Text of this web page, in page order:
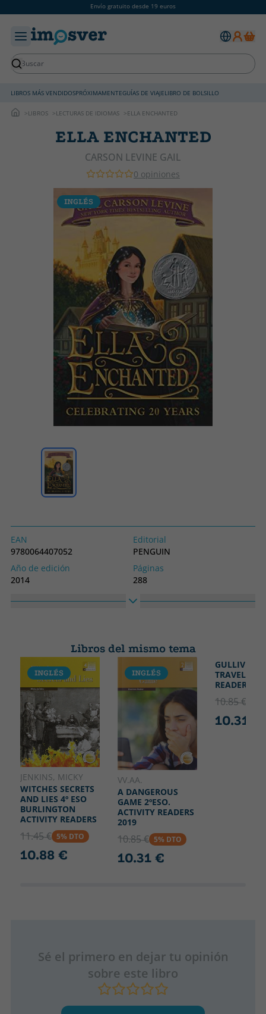
Envío gratuito desde 19 euros
LIBROS MÁS VENDIDOSPRÓXIMAMENTEGUÍAS DE VIAJELIBRO DE BOLSILLO
LIBROS LECTURAS DE IDIOMAS ELLA ENCHANTED
ELLA ENCHANTED
CARSON LEVINE GAIL
0 opiniones
INGLÉS
EAN
9780064407052
Editorial
PENGUIN
Año de edición
2014
Páginas
288
Colección
Libros del mismo tema
INGLÉS
JENKINS, MICKY
WITCHES SECRETS
AND LIES 4º ESO
BURLINGTON
ACTIVITY READERS
11.45 € 5% DTO
10.88 €
INGLÉS
VV.AA.
A DANGEROUS
GAME 2ºESO.
ACTIVITY READERS
2019
10.85 € 5% DTO
10.31 €
INGLÉS
GULLIVER'S
TRAVELS 1º
READERS
10.85 €
10.31 €
Sé el primero en dejar tu opinión
sobre este libro